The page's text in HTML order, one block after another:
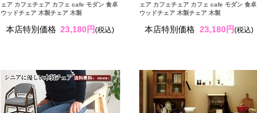
ェア カフェチェア カフェ cafe モダン 食卓
ウッドチェア 木製チェア 木製
本店特別価格 23,180円(税込)
ェア カフェチェア カフェ cafe モダン 食卓
ウッドチェア 木製チェア 木製
本店特別価格 23,180円(税込)